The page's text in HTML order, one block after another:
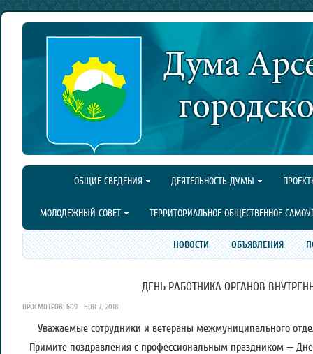
ОБЩИЕ СВЕДЕНИЯ ДЕЯТЕЛЬНОСТЬ ДУМЫ
МОЛОДЕЖНЫЙ СОВЕТ ТЕРРИТОРИАЛЬНОЕ ОБЩЕСТВЕННОЕ
НОВОСТИ ОБЪЯВЛЕНИЯ
ДЕНЬ РАБОТНИКА ОРГАНОВ
ПРОСМОТРОВ: 609 · НОЯ 7, 2018
Уважаемые сотрудники и ветераны межмуниципального
Примите поздравления с профессиональным праздником —